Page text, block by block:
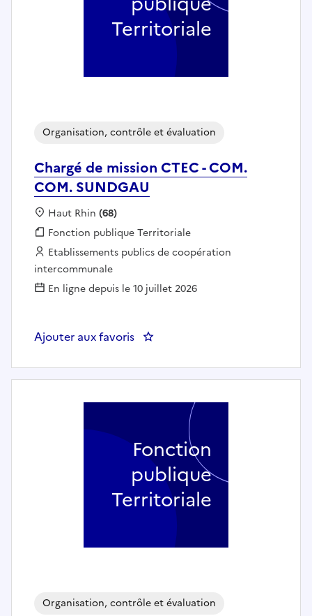
Chargé de mission CTEC - COM.
COM. SUNDGAU
Organisation, contrôle et évaluation
Localisation :
Haut Rhin (68)
Fonction publique :
Fonction publique Territoriale
Employeur :
Etablissements publics de coopération
intercommunale
En ligne depuis le 10 juillet 2026
Ajouter aux favoris : Chargé de mission CTEC -
Territoriale
Organisation, contrôle et évaluation
Fonction
publique
Territoriale